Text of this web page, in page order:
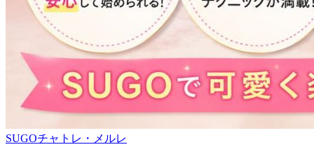
SUGOチャトレ・メルレ